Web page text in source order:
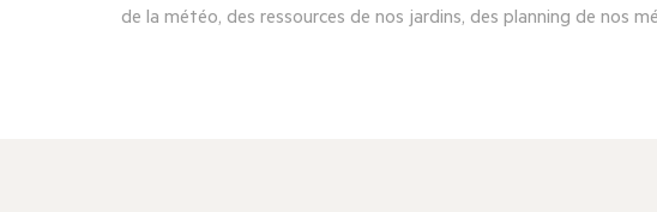
de la météo, des ressources de nos jardins, des planning de nos